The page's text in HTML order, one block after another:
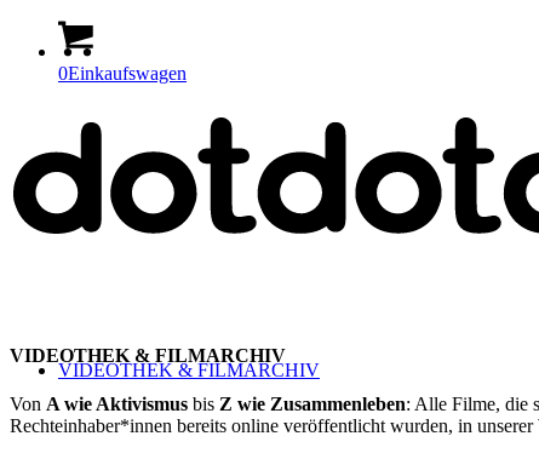
0Einkaufswagen
VIDEOTHEK & FILMARCHIV
VIDEOTHEK & FILMARCHIV
Von A wie Aktivismus bis Z wie Zusammenleben: Alle Filme, die
Rechteinhaber*innen bereits online veröffentlicht wurden, in unserer